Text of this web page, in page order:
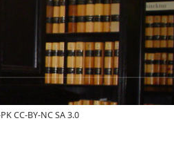
CC-BY-NC SA 3.0